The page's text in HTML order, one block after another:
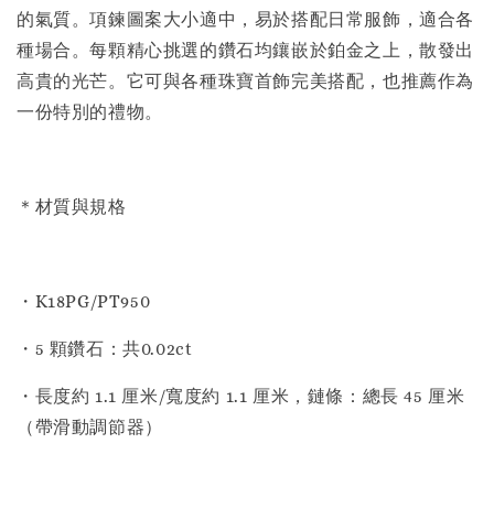
的氣質。項鍊圖案大小適中，易於搭配日常服飾，適合各
種場合。每顆精心挑選的鑽石均鑲嵌於鉑金之上，散發出
高貴的光芒。它可與各種珠寶首飾完美搭配，也推薦作為
一份特別的禮物。
＊材質與規格
・K18PG/PT950
・5 顆鑽石：共0.02ct
・長度約 1.1 厘米/寬度約 1.1 厘米，鏈條：總長 45 厘米
（帶滑動調節器）